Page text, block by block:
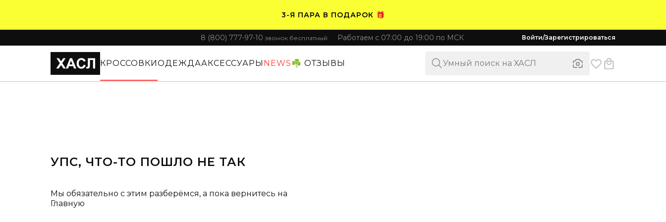
3-Я ПАРА В ПОДАРОК 🎁
ПЛАТИТЕ ЧАСТЯМИ. НОСИТЕ СРАЗУ 🛒
8 (800) 777-97-10 звонок бесплатный Работаем с 07:00 до 19:00 по МСК Войти/Зарегистрироваться
КРОССОВКИОДЕЖДААКСЕССУАРЫ NEWS☘️ ОТЗЫВЫ
УПС, ЧТО-ТО ПОШЛО НЕ ТАК
Мы обязательно с этим разберёмся, а пока вернитесь на
Главную